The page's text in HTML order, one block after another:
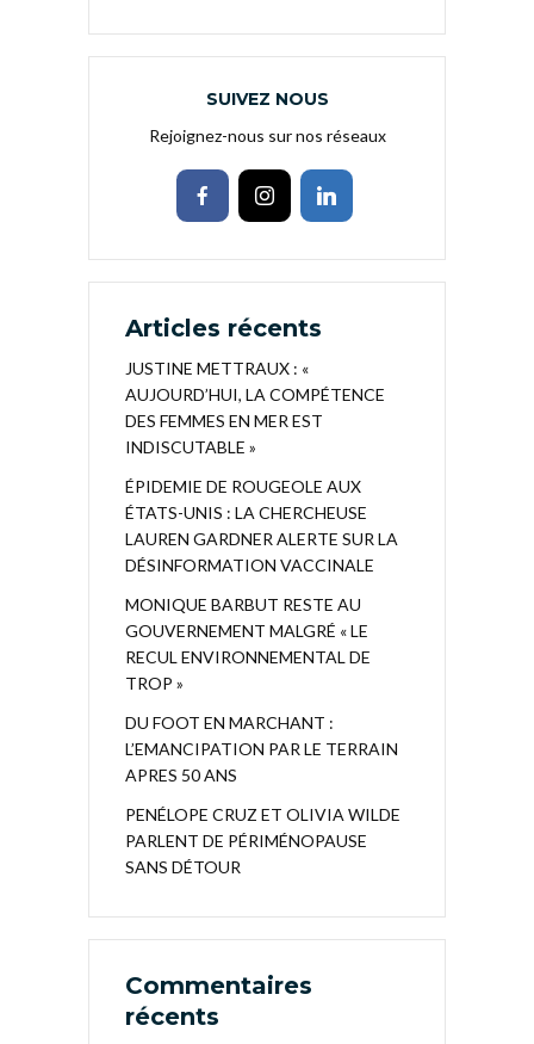
SUIVEZ NOUS
Rejoignez-nous sur nos réseaux
Articles récents
JUSTINE METTRAUX : «
AUJOURD’HUI, LA COMPÉTENCE
DES FEMMES EN MER EST
INDISCUTABLE »
ÉPIDEMIE DE ROUGEOLE AUX
ÉTATS-UNIS : LA CHERCHEUSE
LAUREN GARDNER ALERTE SUR LA
DÉSINFORMATION VACCINALE
MONIQUE BARBUT RESTE AU
GOUVERNEMENT MALGRÉ « LE
RECUL ENVIRONNEMENTAL DE
TROP »
DU FOOT EN MARCHANT :
L’EMANCIPATION PAR LE TERRAIN
APRES 50 ANS
PENÉLOPE CRUZ ET OLIVIA WILDE
PARLENT DE PÉRIMÉNOPAUSE
SANS DÉTOUR
Commentaires
récents